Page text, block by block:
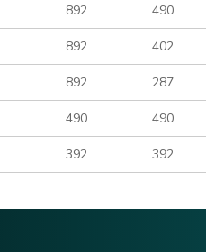
892 490
892 402
892 287
490 490
392 392